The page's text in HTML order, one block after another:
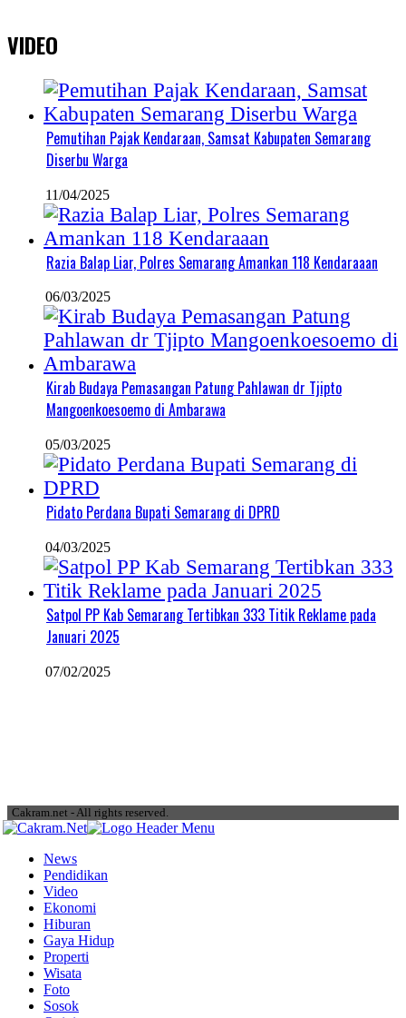
VIDEO
Pemutihan Pajak Kendaraan, Samsat Kabupaten Semarang
Diserbu Warga
11/04/2025
Razia Balap Liar, Polres Semarang Amankan 118 Kendaraaan
06/03/2025
Kirab Budaya Pemasangan Patung Pahlawan dr Tjipto
Mangoenkoesoemo di Ambarawa
05/03/2025
Pidato Perdana Bupati Semarang di DPRD
04/03/2025
Satpol PP Kab Semarang Tertibkan 333 Titik Reklame pada
Januari 2025
07/02/2025
Cakram.net - All rights reserved.
News
Pendidikan
Video
Ekonomi
Hiburan
Gaya Hidup
Properti
Wisata
Foto
Sosok